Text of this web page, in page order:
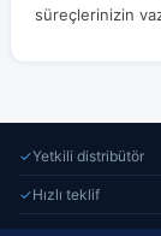
süreçlerinizin
✓Yetkili distribütör
✓Hızlı teklif